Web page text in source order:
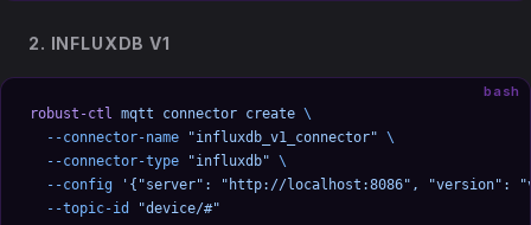
2. INFLUXDB V1
bash
robust-ctl mqtt connector create \
  --connector-name
"influxdb_v1_connector" \
  --connector-type
"influxdb" \
  --config
'{"server": "http://localhost:8086", "version":
  --topic-id
"device/#"